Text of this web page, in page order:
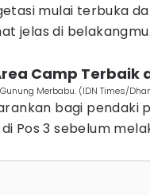
mulai terbuka
jelas di
Camp Terbaik
Merbabu. (IDN Times/
bagi pendaki
Pos 3 sebelum